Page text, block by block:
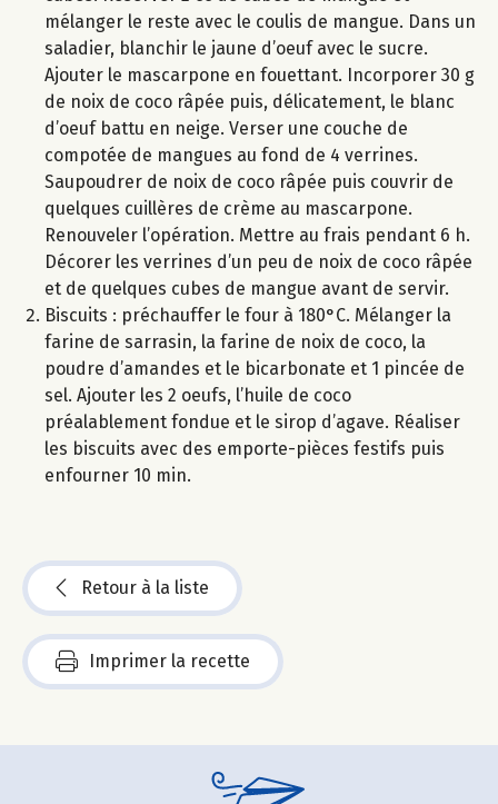
mélanger le reste avec le coulis de mangue. Dans un
saladier, blanchir le jaune d’oeuf avec le sucre.
Ajouter le mascarpone en fouettant. Incorporer 30 g
de noix de coco râpée puis, délicatement, le blanc
d’oeuf battu en neige. Verser une couche de
compotée de mangues au fond de 4 verrines.
Saupoudrer de noix de coco râpée puis couvrir de
quelques cuillères de crème au mascarpone.
Renouveler l’opération. Mettre au frais pendant 6 h.
Décorer les verrines d’un peu de noix de coco râpée
et de quelques cubes de mangue avant de servir.
Biscuits : préchauffer le four à 180°C. Mélanger la
farine de sarrasin, la farine de noix de coco, la
poudre d’amandes et le bicarbonate et 1 pincée de
sel. Ajouter les 2 oeufs, l’huile de coco
préalablement fondue et le sirop d’agave. Réaliser
les biscuits avec des emporte-pièces festifs puis
enfourner 10 min.
Retour à la liste
Imprimer la recette